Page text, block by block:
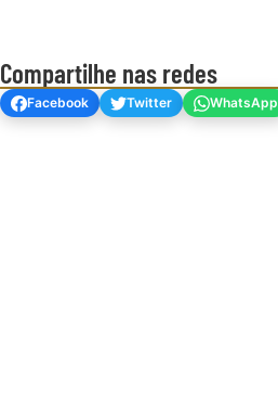
Compartilhe nas redes
Facebook Twitter WhatsApp